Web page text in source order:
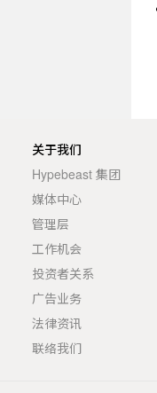
关于我们
Hypebeast 集团
媒体中心
管理层
工作机会
投资者关系
广告业务
法律资讯
联络我们